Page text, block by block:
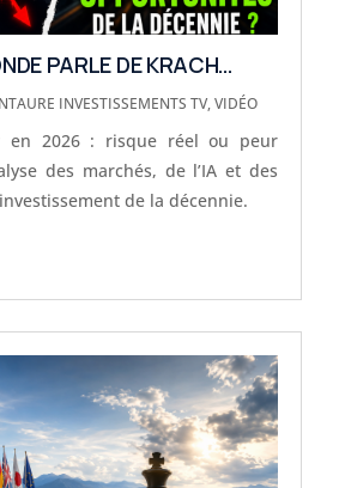
PARLE DE KRACH…
INVESTISSEMENTS TV,VIDÉO
en 2026 : risque réel ou peur
des marchés, de l’IA et des
de la décennie.